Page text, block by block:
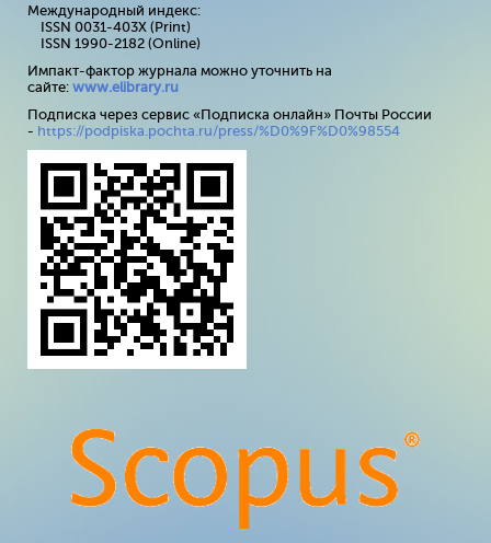
Международный индекс:
ISSN 0031-403X (Print)
ISSN 1990-2182 (Online)
Импакт-фактор журнала можно уточнить на
сайте: www.elibrary.ru
Подписка через сервис «Подписка онлайн» Почты России
- https://podpiska.pochta.ru/press/%D0%9F%D0%98554